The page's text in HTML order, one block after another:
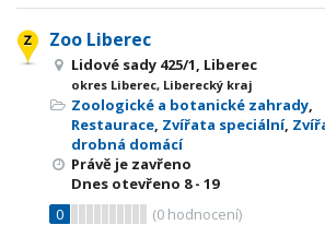
Zoo Liberec
Lidové sady 425/1, Liberec
okres Liberec, Liberecký kraj
Zoologické a botanické zahrady,
Restaurace, Zvířata speciální,
drobná domácí
Právě je zavřeno
Dnes otevřeno 8 - 19
0
(0 hodnocení)